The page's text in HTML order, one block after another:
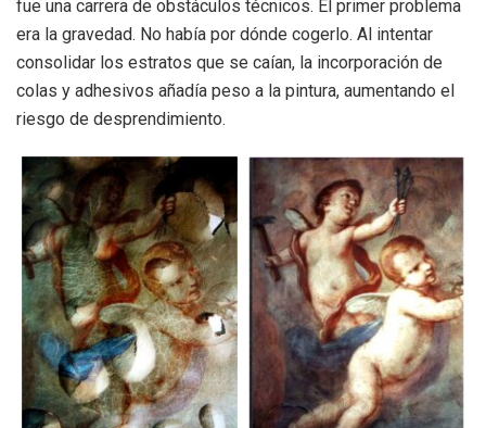
fue una carrera de obstáculos técnicos. El primer problema
era la gravedad. No había por dónde cogerlo. Al intentar
consolidar los estratos que se caían, la incorporación de
colas y adhesivos añadía peso a la pintura, aumentando el
riesgo de desprendimiento.